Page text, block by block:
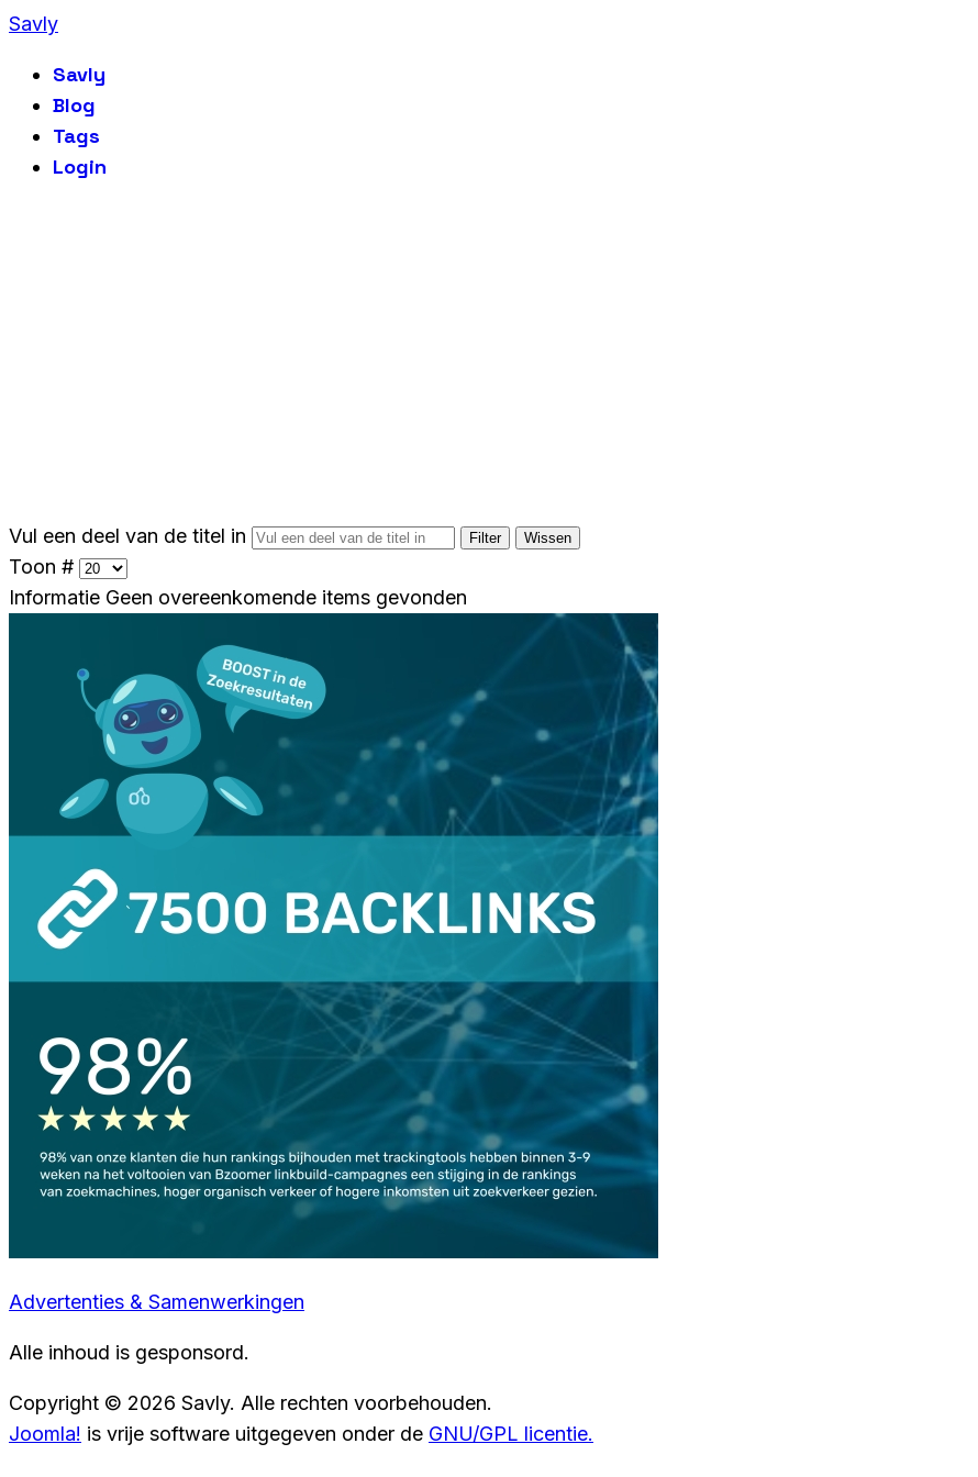
Savly
Savly
Blog
Tags
Login
Vul een deel van de titel in Filter Wissen
Toon #
Informatie Geen overeenkomende items gevonden
Advertenties & Samenwerkingen
Alle inhoud is gesponsord.
Copyright © 2026 Savly. Alle rechten voorbehouden.
Joomla! is vrije software uitgegeven onder de GNU/GPL licentie.